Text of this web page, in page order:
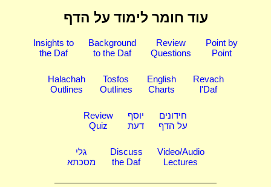
עוד חומר לימוד על הדף
Insights to
the Daf
Background
to the Daf
Review
Questions
Point by
Point
Halachah
Outlines
Tosfos
Outlines
English
Charts
Revach
l'Daf
Review
Quiz
יוסף
דעת
חידונים
על הדף
גלי
מסכתא
Discuss
the Daf
Video/Audio
Lectures